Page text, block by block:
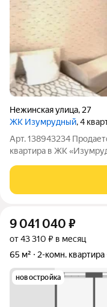
Нежинская улица, 27
ЖК Изумрудный, 4
Арт. 138943234
квартира в ЖК
этаж). Площадь: общая
(17,1 + 17 кв. м) и
9 041 040 ₽
от 43 310 ₽ в месяц
65 м²
2-комн. квартира
новостройка